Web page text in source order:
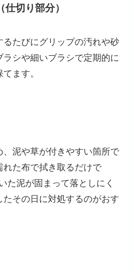
切り部分）
るたびにグリップの汚れや砂
ラシや細いブラシで定期的に
ます。
、泥や草が付きやすい箇所で
れた布で拭き取るだけで
た泥が固まって落としにく
たその日に対処するのがおす